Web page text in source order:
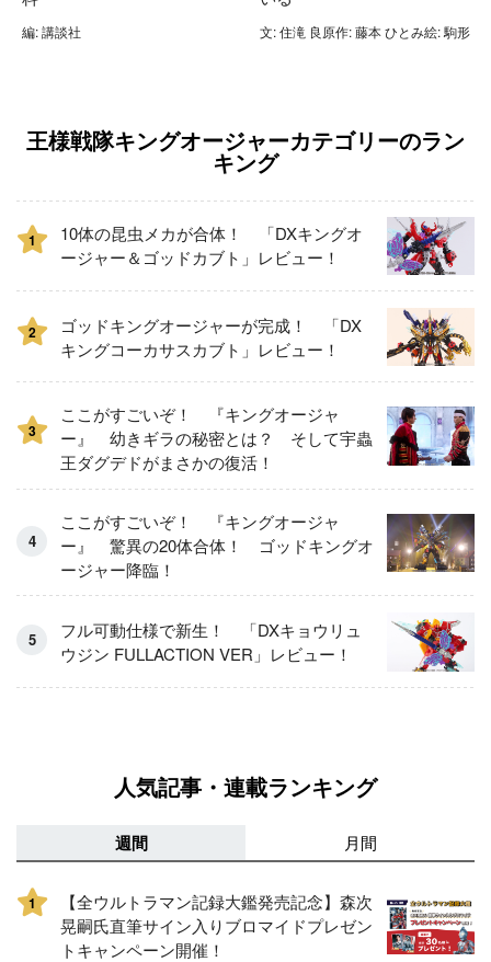
編: 講談社 文: 住滝 良原作: 藤本 ひとみ絵: 駒形
王様戦隊キングオージャーカテゴリーのラン
キング
1
10体の昆虫メカが合体！ 「DXキングオ
ージャー＆ゴッドカブト」レビュー！
2
ゴッドキングオージャーが完成！ 「DX
キングコーカサスカブト」レビュー！
3
ここがすごいぞ！ 『キングオージャ
ー』 幼きギラの秘密とは？ そして宇蟲
王ダグデドがまさかの復活！
ここがすごいぞ！ 『キングオージャ
ー』 驚異の20体合体！ ゴッドキングオ
ージャー降臨！
フル可動仕様で新生！ 「DXキョウリュ
ウジン FULLACTION VER」レビュー！
人気記事・連載ランキング
週間 月間
1
【全ウルトラマン記録大鑑発売記念】森次
晃嗣氏直筆サイン入りブロマイドプレゼン
トキャンペーン開催！